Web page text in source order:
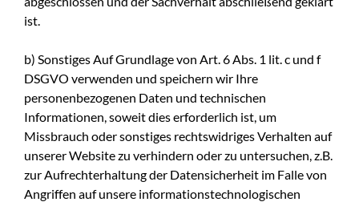
ist.
b) Sonstiges Auf Grundlage von Art. 6 Abs. 1 lit. c und f
DSGVO verwenden und speichern wir Ihre
personenbezogenen Daten und technischen
Informationen, soweit dies erforderlich ist, um
Missbrauch oder sonstiges rechtswidriges Verhalten auf
unserer Website zu verhindern oder zu untersuchen, z.B.
zur Aufrechterhaltung der Datensicherheit im Falle von
Angriffen auf unsere informationstechnologischen